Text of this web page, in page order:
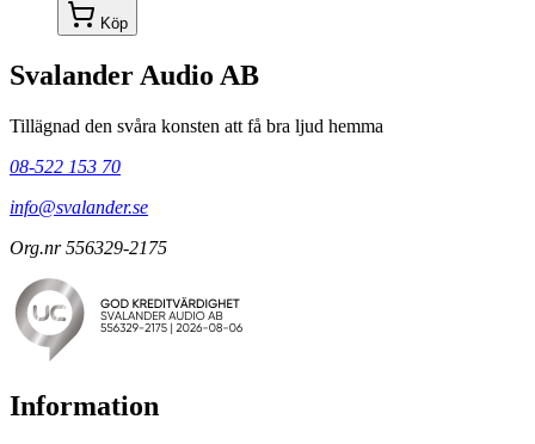
Köp
Svalander Audio AB
Tillägnad den svåra konsten att få bra ljud hemma
08-522 153 70
info@svalander.se
Org.nr 556329-2175
Information